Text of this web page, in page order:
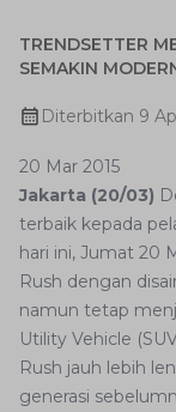
TRENDSETTER
SEMAKIN
Diterbitkan 9
20 Mar 2015
Jakarta (20/03)
terbaik kepada
hari ini, Jumat 20
Rush dengan
namun tetap
Utility Vehicle
Rush jauh lebih
generasi